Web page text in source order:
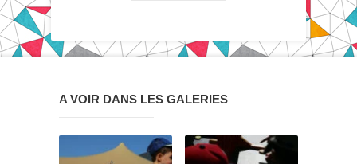
A VOIR DANS LES GALERIES